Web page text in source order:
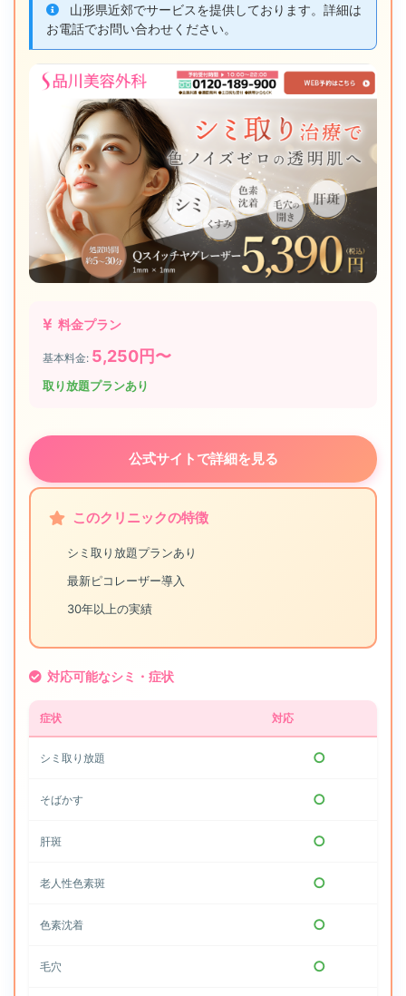
治療後に必要な保湿剤、日焼け止め、美白化粧品などを無料
または優待価格で提供。正しいスキンケア指導も重要です。
定期的に写真撮影を行い、治療効果を客観的に評価。山形県
の先進的なクリニックでは、専用アプリで経過を管理できる
ことも。
🔄 他院修正の対応
他院での治療に満足できなかった場合の修正治療に対応して
いるかも、技術力の証明になります。
長期的なメンテナンス体制
シミは紫外線や加齢により再発する可能性があるため、山形
県で長期的にお付き合いできるクリニックを選ぶことが大切
です。定期的なメンテナンス治療の割引制度や、会員制度に
よる特典があるクリニックもおすすめです。
💡 山形県でのアフターケア重視の選び方：
説明してくれるクリニックは信頼できます。料金だけで
なく、トータルサポートの充実度で選ぶことが、満足度
山形県近郊でサービスを提供しております。詳細は
お電話でお問い合わせください。
料金プラン
基本料金: 5,250円〜
取り放題プランあり
公式サイトで詳細を見る
このクリニックの特徴
シミ取り放題プランあり
最新ピコレーザー導入
30年以上の実績
対応可能なシミ・症状
症状 対応
シミ取り放題 ○
そばかす ○
肝斑 ○
老人性色素斑 ○
色素沈着 ○
毛穴 ○